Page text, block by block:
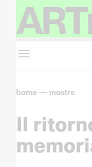
home— mostre
Il